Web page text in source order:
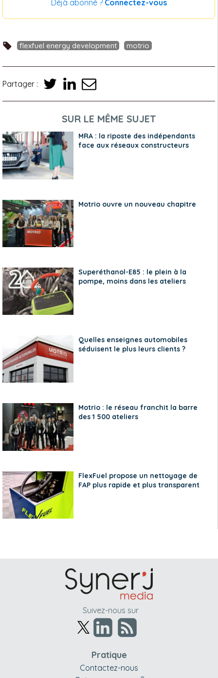
Déjà abonné ? Connectez-vous
flexfuel energy development motrio
Partager :
SUR LE MÊME SUJET
MRA : la riposte des indépendants
face aux réseaux constructeurs
Motrio ouvre un nouveau chapitre
Superéthanol-E85 : le plein à la
pompe, moins dans les ateliers
Quelles enseignes automobiles
séduisent le plus leurs clients ?
Motrio : le réseau franchit la barre
des 1 500 ateliers
FlexFuel propose un nettoyage de
FAP plus rapide et plus transparent
Suivez-nous sur
Pratique
Contactez-nous